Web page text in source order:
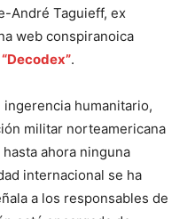
André Taguieff, ex
web conspiranoica
“Decodex”.
humanitario,
militar norteamericana
ahora ninguna
internacional se ha
a los responsables de